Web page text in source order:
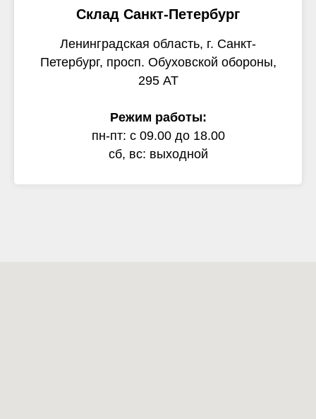
Склад Санкт-Петербург
Ленинградская область, г. Санкт-
Петербург, просп. Обуховской обороны,
295 АТ
Режим работы:
пн-пт: с 09.00 до 18.00
сб, вс: выходной